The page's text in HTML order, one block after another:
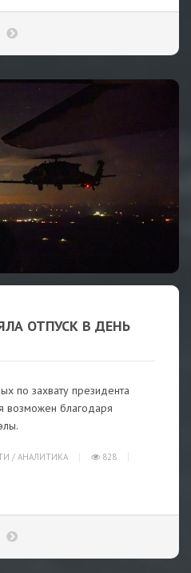
ОТПУСК В ДЕНЬ
по захвату президента
возможен благодаря
/ АНАЛИТИКА
828